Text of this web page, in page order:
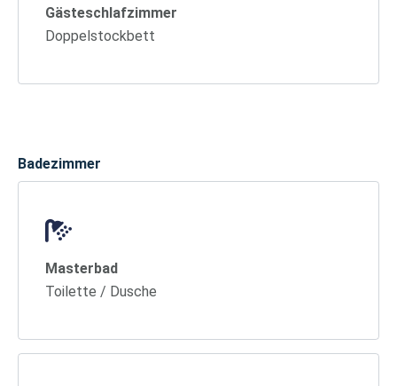
Gästeschlafzimmer
Doppelstockbett
Badezimmer
Masterbad
Toilette / Dusche